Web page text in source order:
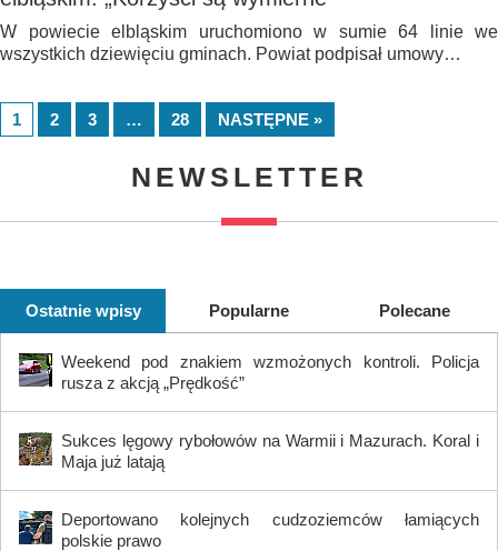
W powiecie elbląskim uruchomiono w sumie 64 linie we
wszystkich dziewięciu gminach. Powiat podpisał umowy…
1 2 3 … 28 NASTĘPNE »
NEWSLETTER
Ostatnie wpisy Popularne Polecane
Weekend pod znakiem wzmożonych kontroli. Policja
rusza z akcją „Prędkość”
Sukces lęgowy rybołowów na Warmii i Mazurach. Koral i
Maja już latają
Deportowano kolejnych cudzoziemców łamiących
polskie prawo